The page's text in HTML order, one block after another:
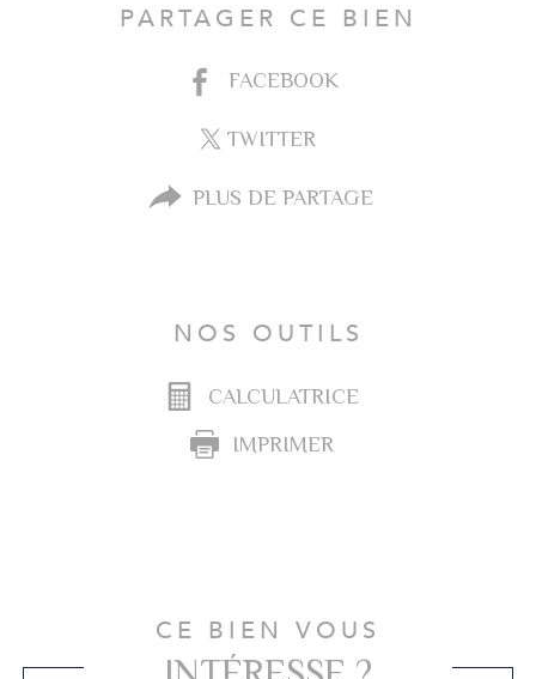
PARTAGER CE BIEN
FACEBOOK
TWITTER
PLUS DE PARTAGE
NOS OUTILS
CALCULATRICE
IMPRIMER
CE BIEN VOUS